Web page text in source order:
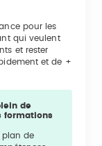
pour les
qui veulent
et rester
et de +
de
formations
plan de